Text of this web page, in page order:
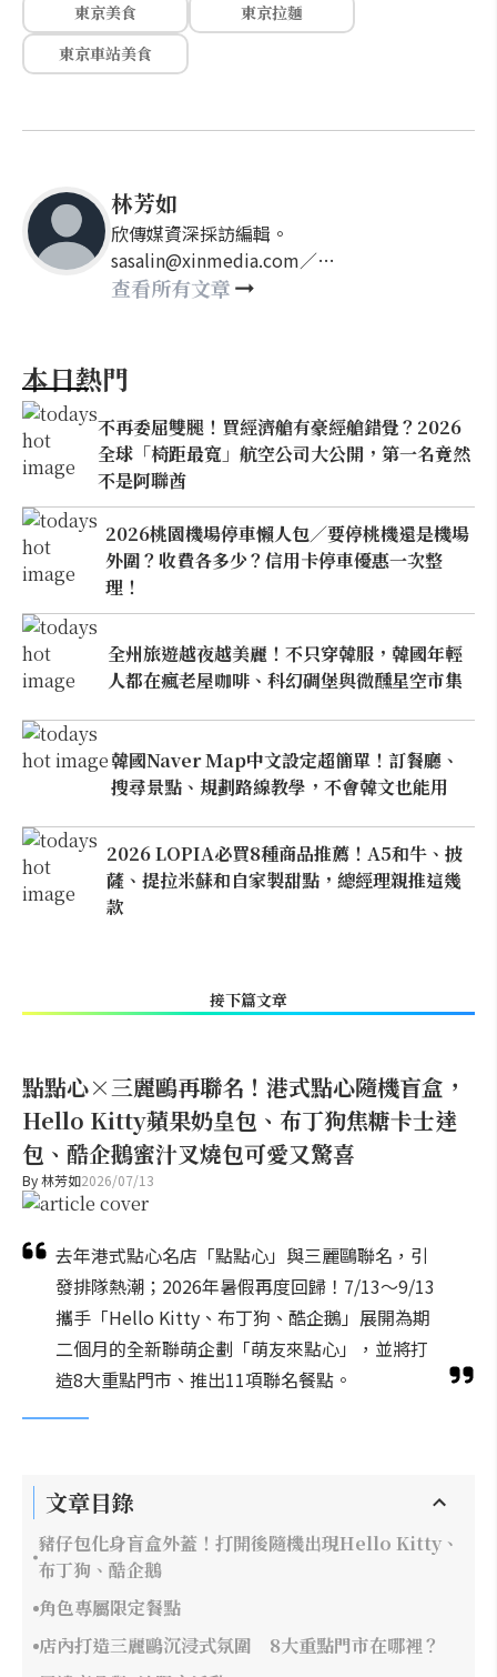
東京美食
東京拉麵
東京車站美食
林芳如
欣傳媒資深採訪編輯。
sasalin@xinmedia.com／
happy21917@gmail.com
查看所有文章
本日熱門
不再委屈雙腿！買經濟艙有豪經艙錯覺？2026
全球「椅距最寬」航空公司大公開，第一名竟然
不是阿聯酋
2026桃園機場停車懶人包／要停桃機還是機場
外圍？收費各多少？信用卡停車優惠一次整
理！
全州旅遊越夜越美麗！不只穿韓服，韓國年輕
人都在瘋老屋咖啡、科幻碉堡與微醺星空市集
韓國Naver Map中文設定超簡單！訂餐廳、
搜尋景點、規劃路線教學，不會韓文也能用
2026 LOPIA必買8種商品推薦！A5和牛、披
薩、提拉米蘇和自家製甜點，總經理親推這幾
款
接下篇文章
點點心×三麗鷗再聯名！港式點心隨機盲盒，
Hello Kitty蘋果奶皇包、布丁狗焦糖卡士達
包、酷企鵝蜜汁叉燒包可愛又驚喜
By林芳如2026/07/13
去年港式點心名店「點點心」與三麗鷗聯名，引
發排隊熱潮；2026年暑假再度回歸！7/13～9/13
攜手「Hello Kitty、布丁狗、酷企鵝」展開為期
二個月的全新聯萌企劃「萌友來點心」，並將打
造8大重點門市、推出11項聯名餐點。
文章目錄
豬仔包化身盲盒外蓋！打開後隨機出現Hello Kitty、
布丁狗、酷企鵝
角色專屬限定餐點
店內打造三麗鷗沉浸式氛圍 8大重點門市在哪裡？